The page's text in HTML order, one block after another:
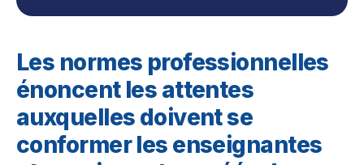
Les normes professionnelles
énoncent les attentes
auxquelles doivent se
conformer les enseignantes